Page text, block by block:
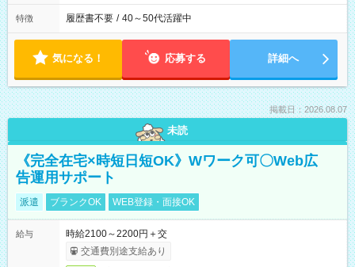
特徴 履歴書不要 / 40～50代活躍中
気になる！ 応募する 詳細へ
掲載日：2026.08.07
未読
《完全在宅×時短日短OK》Wワーク可〇Web広
告運用サポート
派遣 ブランクOK WEB登録・面接OK
給与
時給2100～2200円＋交
交通費別途支給あり